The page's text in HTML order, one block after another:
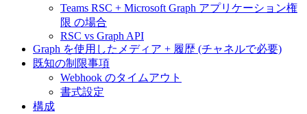
Teams RSC + Microsoft Graph アプリケーション権
限 の場合
RSC vs Graph API
Graph を使用したメディア + 履歴 (チャネルで必要)
既知の制限事項
Webhook のタイムアウト
書式設定
構成